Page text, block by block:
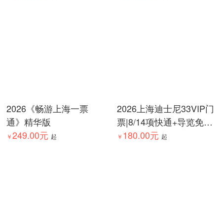
2026《畅游上海一票
通》精华版
￥249.00元 起
2026上海迪士尼33VIP门
票|8/14项快通+导览免排
队|爱票网
￥ 180.00元 起